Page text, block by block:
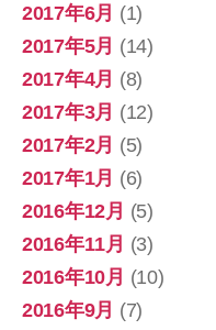
2017年6月 (1)
2017年5月 (14)
2017年4月 (8)
2017年3月 (12)
2017年2月 (5)
2017年1月 (6)
2016年12月 (5)
2016年11月 (3)
2016年10月 (10)
2016年9月 (7)